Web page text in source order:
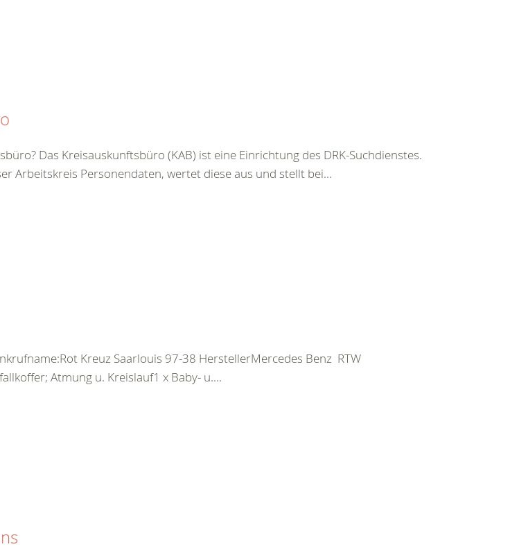
Das Kreisauskunftsbüro (KAB) ist eine Einrichtung des DRK-Suchdienstes.
Arbeitskreis Personendaten, wertet diese aus und stellt bei...
Kreuz Saarlouis 97-38 HerstellerMercedes Benz RTW
Atmung u. Kreislauf1 x Baby- u....